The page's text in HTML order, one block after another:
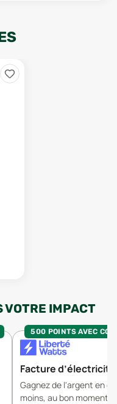
VOTRE IMPACT
500 POINTS AVEC
Facture d’électricité
Gagnez de l'argent en
moins, au bon moment.